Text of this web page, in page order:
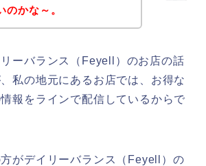
のかな～。
ーバランス（Feyell）のお店の話
私の地元にあるお店では、お得な
報をラインで配信しているからで
がデイリーバランス（Feyell）の